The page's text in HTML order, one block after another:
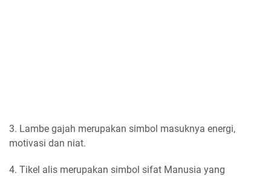
3. Lambe gajah merupakan simbol masuknya energi,
motivasi dan niat.
4. Tikel alis merupakan simbol sifat Manusia yang